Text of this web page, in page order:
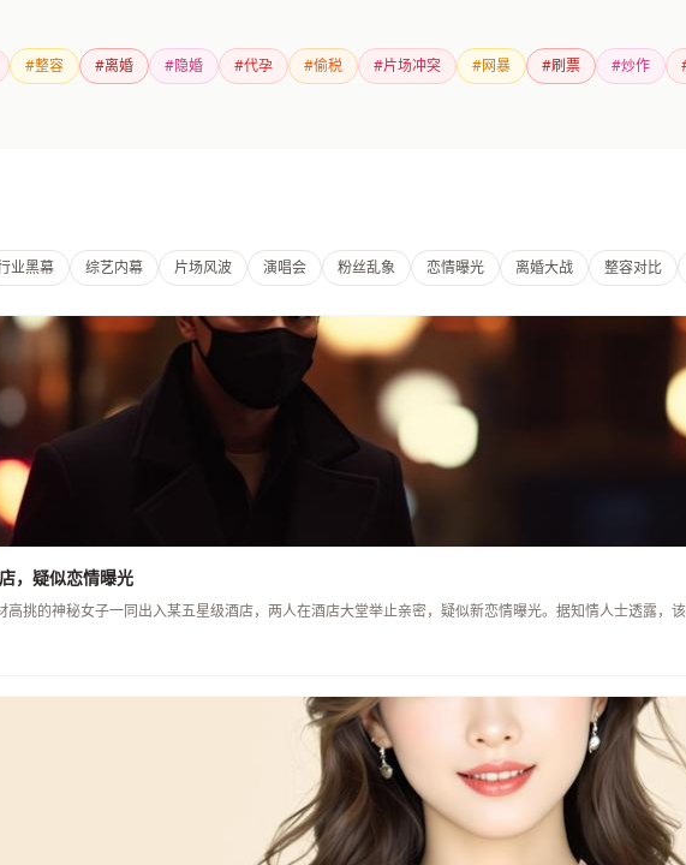
#整容 #离婚 #隐婚 #代孕 #偷税 #片场冲突 #网暴 #刷票 #炒作
业黑幕 综艺内幕 片场风波 演唱会 粉丝乱象 恋情曝光 离婚大战 整容对比
，疑似恋情曝光
挑的神秘女子一同出入某五星级酒店，两人在酒店大堂举止亲密，疑似新恋情曝光。据知情人士透露，